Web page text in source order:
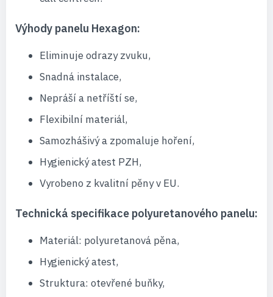
Výhody panelu Hexagon:
Eliminuje odrazy zvuku,
Snadná instalace,
Nepráší a netříští se,
Flexibilní materiál,
Samozhášivý a zpomaluje hoření,
Hygienický atest PZH,
Vyrobeno z kvalitní pěny v EU.
Technická specifikace polyuretanového panelu:
Materiál: polyuretanová pěna,
Hygienický atest,
Struktura: otevřené buňky,